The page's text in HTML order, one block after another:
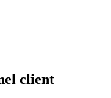
client